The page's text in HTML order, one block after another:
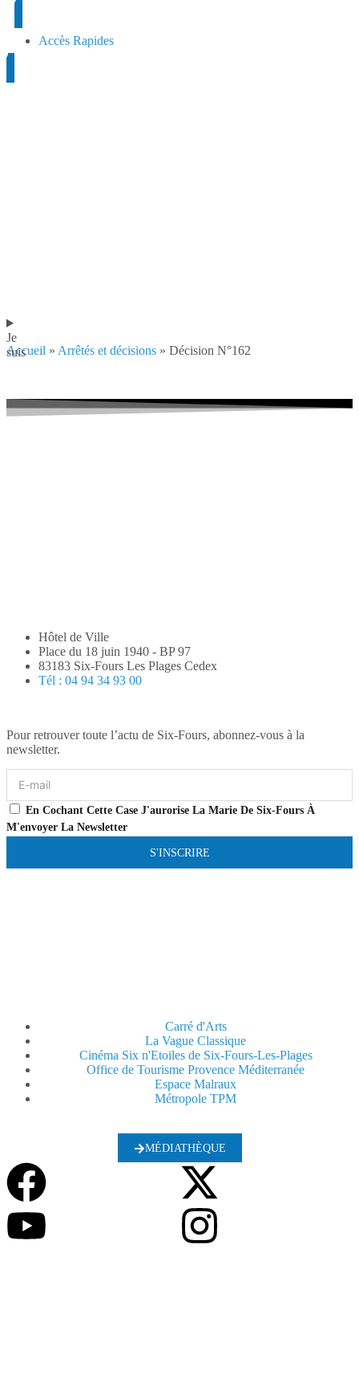
contenu
Accès Rapides
Je
suis
Accueil » Arrêtés et décisions » Décision N°162
Hôtel de Ville
Place du 18 juin 1940 - BP 97
83183 Six-Fours Les Plages Cedex
Tél : 04 94 34 93 00
Pour retrouver toute l’actu de Six-Fours, abonnez-vous à la
newsletter.
En Cochant Cette Case J'aurorise La Marie De Six-Fours À
M'envoyer La Newsletter
S'INSCRIRE
Carré d'Arts
La Vague Classique
Cinéma Six n'Etoiles de Six-Fours-Les-Plages
Office de Tourisme Provence Méditerranée
Espace Malraux
Métropole TPM
MÉDIATHÈQUE